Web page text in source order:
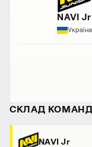
NAVI Jr
Україна
СКЛАД КОМАНД
NAVI Jr